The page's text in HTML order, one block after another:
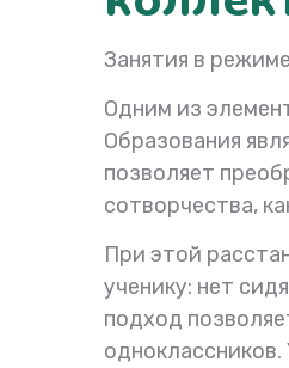
Занятия в
Одним из
Образования
позволяет
сотворчества,
При этой
ученику: нет
подход
одноклассников.